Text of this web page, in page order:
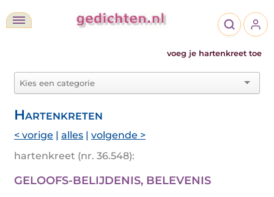
voeg je hartenkreet toe
Hartenkreten
< vorige | alles | volgende >
hartenkreet (nr. 36.548):
GELOOFS-BELIJDENIS, BELEVENIS